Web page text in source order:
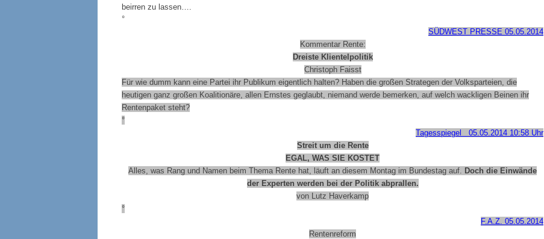
beirren zu lassen….
°
SÜDWEST PRESSE 05.05.2014
Kommentar Rente:
Dreiste Klientelpolitik
Christoph Faisst
Für wie dumm kann eine Partei ihr Publikum eigentlich halten? Haben die großen Strategen der Volksparteien, die
heutigen ganz großen Koalitionäre, allen Ernstes geglaubt, niemand werde bemerken, auf welch wackligen Beinen ihr
Rentenpaket steht?
°
Tagesspiegel 05.05.2014 10:58 Uhr
Streit um die Rente
EGAL, WAS SIE KOSTET
Alles, was Rang und Namen beim Thema Rente hat, läuft an diesem Montag im Bundestag auf. Doch die Einwände
der Experten werden bei der Politik abprallen.
von Lutz Haverkamp
°
F.A.Z. 05.05.2014
Rentenreform